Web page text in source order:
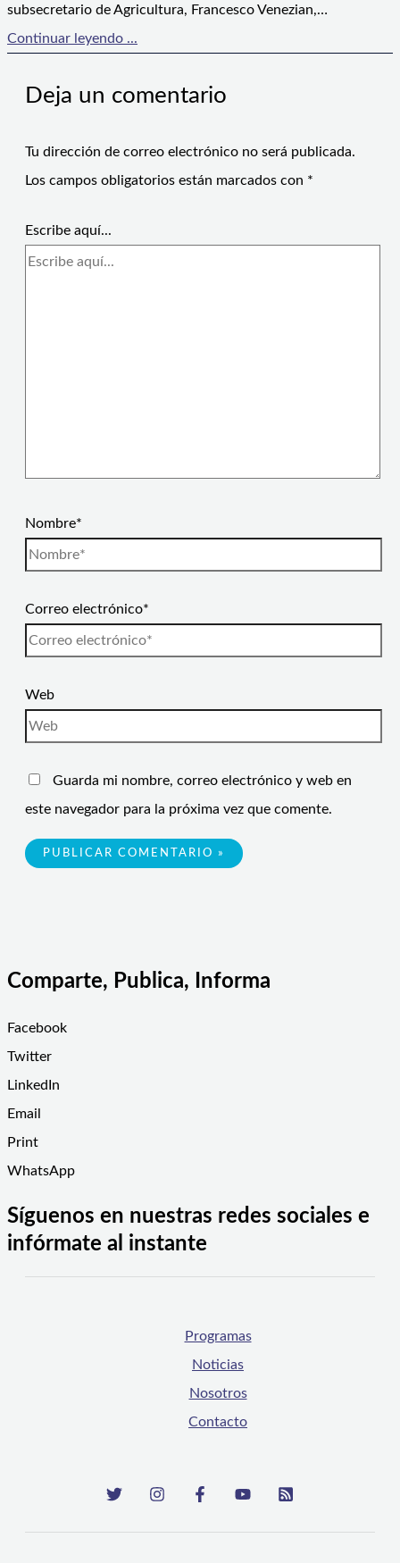
subsecretario de Agricultura, Francesco Venezian,…
Continuar leyendo ...
Deja un comentario
Tu dirección de correo electrónico no será publicada.
Los campos obligatorios están marcados con *
Escribe aquí...
Nombre*
Correo electrónico*
Web
Guarda mi nombre, correo electrónico y web en
este navegador para la próxima vez que comente.
Comparte, Publica, Informa
Facebook
Twitter
LinkedIn
Email
Print
WhatsApp
Síguenos en nuestras redes sociales e
infórmate al instante
Programas
Noticias
Nosotros
Contacto